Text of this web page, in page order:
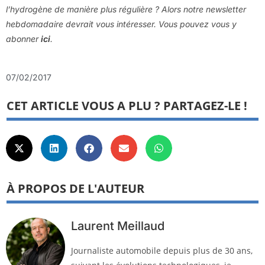
l’hydrogène de manière plus régulière ? Alors notre newsletter
hebdomadaire devrait vous intéresser. Vous pouvez vous y
abonnerici.
07/02/2017
CET ARTICLE VOUS A PLU ? PARTAGEZ-LE !
À PROPOS DE L'AUTEUR
Laurent Meillaud
Journaliste automobile depuis plus de 30 ans,